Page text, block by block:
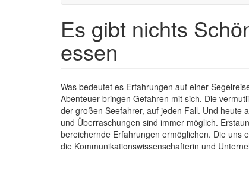
Es gibt nichts
essen
Was bedeutet es Erfahrungen auf einer
Abenteuer bringen Gefahren mit sich. Die
der großen Seefahrer, auf jeden Fall. Und heute
und Überraschungen sind immer möglich.
bereichernde Erfahrungen ermöglichen. Die uns
die Kommunikationswissenschafterin und